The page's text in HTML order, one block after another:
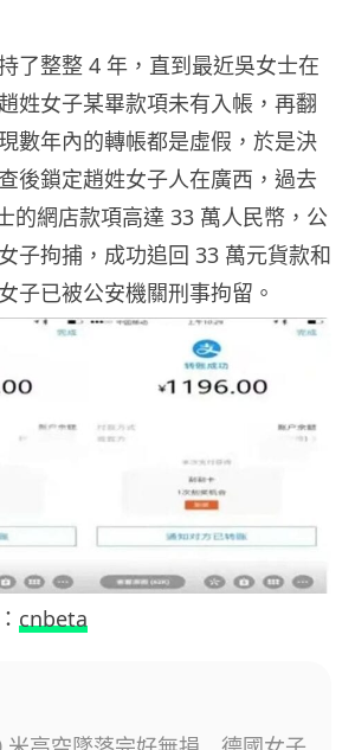
了整整 4 年，直到最近吳女士在
姓女子某畢款項未有入帳，再翻
數年內的轉帳都是虛假，於是決
後鎖定趙姓女子人在廣西，過去
的網店款項高達 33 萬人民幣，公
子拘捕，成功追回 33 萬元貨款和
子已被公安機關刑事拘留。
cnbeta